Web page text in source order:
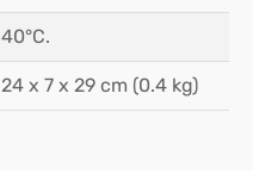
40°C.
24 x 7 x 29 cm (0.4 kg)